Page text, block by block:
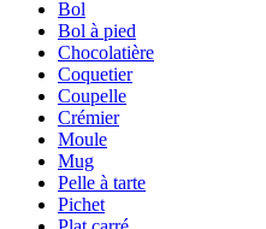
Bol
Bol à pied
Chocolatière
Coquetier
Coupelle
Crémier
Moule
Mug
Pelle à tarte
Pichet